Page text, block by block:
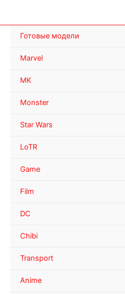
Готовые модели
Marvel
MK
Monster
Star Wars
LoTR
Game
Film
DC
Chibi
Transport
Anime